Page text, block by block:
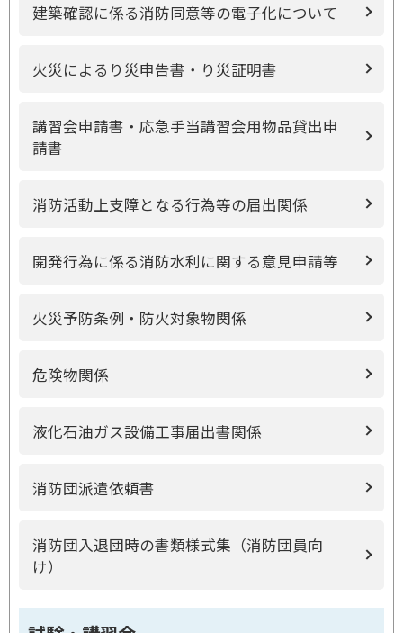
建築確認に係る消防同意等の電子化について
火災によるり災申告書・り災証明書
講習会申請書・応急手当講習会用物品貸出申
請書
消防活動上支障となる行為等の届出関係
開発行為に係る消防水利に関する意見申請等
火災予防条例・防火対象物関係
危険物関係
液化石油ガス設備工事届出書関係
消防団派遣依頼書
消防団入退団時の書類様式集（消防団員向
け）